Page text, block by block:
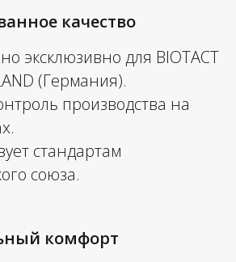
качество
эксклюзивно для BIOTACT
(Германия).
производства на
стандартам
союза.
комфорт